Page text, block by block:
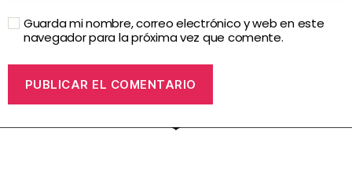
Guarda mi nombre, correo electrónico y web en este
navegador para la próxima vez que comente.